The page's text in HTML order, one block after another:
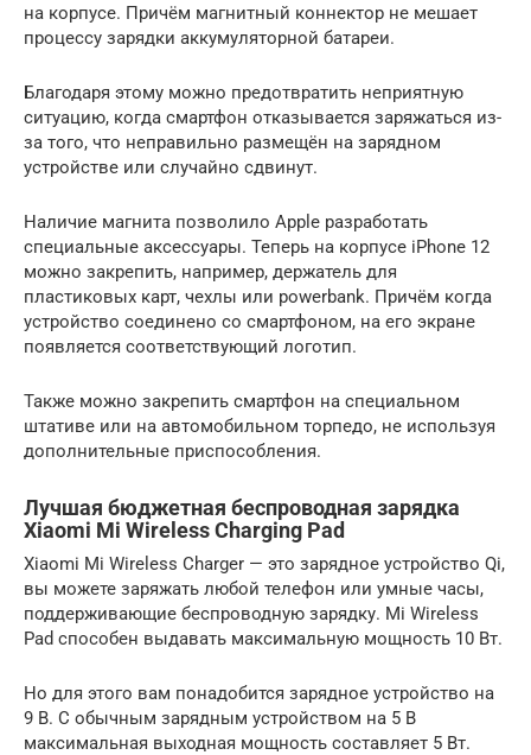
на корпусе. Причём магнитный коннектор не мешает
процессу зарядки аккумуляторной батареи.
Благодаря этому можно предотвратить неприятную
ситуацию, когда смартфон отказывается заряжаться из-
за того, что неправильно размещён на зарядном
устройстве или случайно сдвинут.
Наличие магнита позволило Apple разработать
специальные аксессуары. Теперь на корпусе iPhone 12
можно закрепить, например, держатель для
пластиковых карт, чехлы или powerbank. Причём когда
устройство соединено со смартфоном, на его экране
появляется соответствующий логотип.
Также можно закрепить смартфон на специальном
штативе или на автомобильном торпедо, не используя
дополнительные приспособления.
Лучшая бюджетная беспроводная зарядка
Xiaomi Mi Wireless Charging Pad
Xiaomi Mi Wireless Charger — это зарядное устройство Qi,
вы можете заряжать любой телефон или умные часы,
поддерживающие беспроводную зарядку. Mi Wireless
Pad способен выдавать максимальную мощность 10 Вт.
Но для этого вам понадобится зарядное устройство на
9 В. С обычным зарядным устройством на 5 В
максимальная выходная мощность составляет 5 Вт.